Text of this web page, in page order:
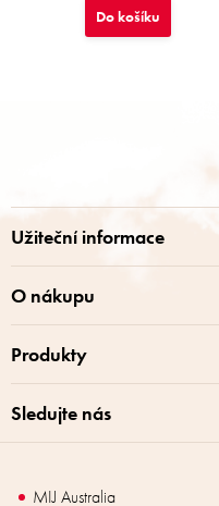
Do košíku
Užiteční informace
O nákupu
Produkty
Sledujte nás
MIJ Australia